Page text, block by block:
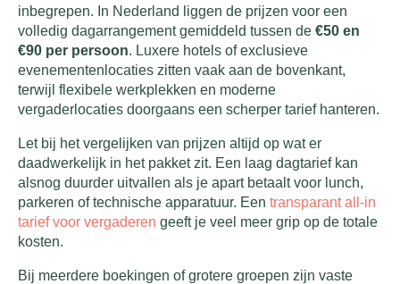
inbegrepen. In Nederland liggen de prijzen voor een
volledig dagarrangement gemiddeld tussen de €50 en
€90 per persoon. Luxere hotels of exclusieve
evenementenlocaties zitten vaak aan de bovenkant,
terwijl flexibele werkplekken en moderne
vergaderlocaties doorgaans een scherper tarief hanteren.
Let bij het vergelijken van prijzen altijd op wat er
daadwerkelijk in het pakket zit. Een laag dagtarief kan
alsnog duurder uitvallen als je apart betaalt voor lunch,
parkeren of technische apparatuur. Een transparant all-in
tarief voor vergaderen geeft je veel meer grip op de totale
kosten.
Bij meerdere boekingen of grotere groepen zijn vaste